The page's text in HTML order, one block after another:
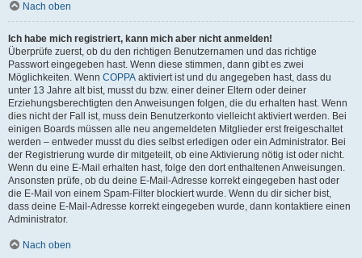
Nach oben
Ich habe mich registriert, kann mich aber nicht anmelden!
Überprüfe zuerst, ob du den richtigen Benutzernamen und das richtige
Passwort eingegeben hast. Wenn diese stimmen, dann gibt es zwei
Möglichkeiten. Wenn COPPA aktiviert ist und du angegeben hast, dass du
unter 13 Jahre alt bist, musst du bzw. einer deiner Eltern oder deiner
Erziehungsberechtigten den Anweisungen folgen, die du erhalten hast. Wenn
dies nicht der Fall ist, muss dein Benutzerkonto vielleicht aktiviert werden. Bei
einigen Boards müssen alle neu angemeldeten Mitglieder erst freigeschaltet
werden – entweder musst du dies selbst erledigen oder ein Administrator. Bei
der Registrierung wurde dir mitgeteilt, ob eine Aktivierung nötig ist oder nicht.
Wenn du eine E-Mail erhalten hast, folge den dort enthaltenen Anweisungen.
Ansonsten prüfe, ob du deine E-Mail-Adresse korrekt eingegeben hast oder
die E-Mail von einem Spam-Filter blockiert wurde. Wenn du dir sicher bist,
dass deine E-Mail-Adresse korrekt eingegeben wurde, dann kontaktiere einen
Administrator.
Nach oben